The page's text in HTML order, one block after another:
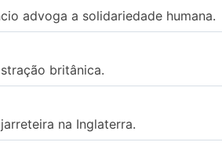
advoga a solidariedade humana.
britânica.
na Inglaterra.